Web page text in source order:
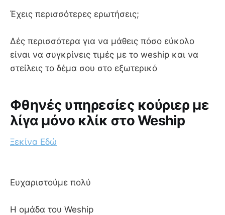
Έχεις περισσότερες ερωτήσεις;
Δές περισσότερα για να μάθεις πόσο εύκολο
είναι να συγκρίνεις τιμές με το weship και να
στείλεις το δέμα σου στο εξωτερικό
Φθηνές υπηρεσίες κούριερ με
λίγα μόνο κλίκ στο Weship
Ξεκίνα Εδώ
Ευχαριστούμε πολύ
Η ομάδα του Weship